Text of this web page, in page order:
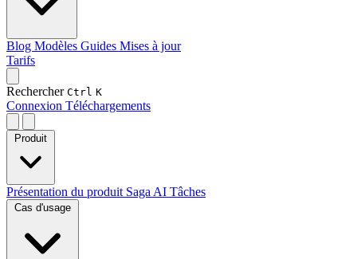
Blog Modèles Guides Mises à jour
Tarifs
Rechercher Ctrl K
Connexion Téléchargements
Présentation du produit Saga AI Tâches